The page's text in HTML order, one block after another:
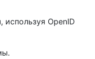
используя OpenID